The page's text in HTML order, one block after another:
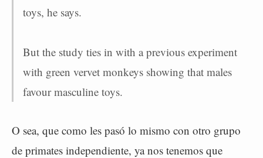
toys, he says.
But the study ties in with a previous experiment
with green vervet monkeys showing that males
favour masculine toys.
O sea, que como les pasó lo mismo con otro grupo
de primates independiente, ya nos tenemos que